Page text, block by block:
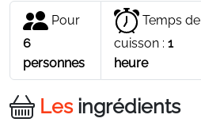
Pour
6
personnes
Temps de
cuisson : 1
heure
Lesingrédients